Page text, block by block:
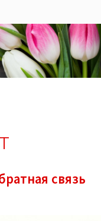
связь